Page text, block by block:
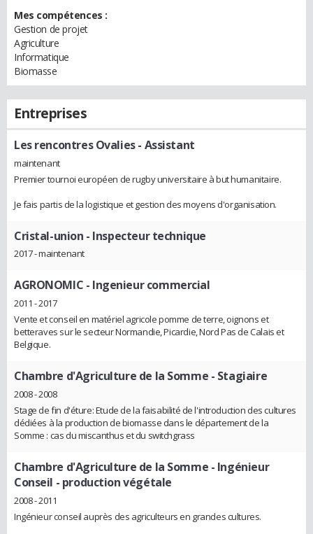
Mes compétences :
Gestion de projet
Agriculture
Informatique
Biomasse
Entreprises
Les rencontres Ovalies- Assistant
maintenant
Premier tournoi européen de rugby universitaire à but humanitaire.
Je fais partis de la logistique et gestion des moyens d'organisation.
Cristal-union - Inspecteur technique
2017 - maintenant
AGRONOMIC - Ingenieur commercial
2011 - 2017
Vente et conseil en matériel agricole pomme de terre, oignons et
betteraves sur le secteur Normandie, Picardie, Nord Pas de Calais et
Belgique.
Chambre d'Agriculture de la Somme - Stagiaire
2008 - 2008
Stage de fin d'éture: Etude de la faisabilité de l'introduction des cultures
dédiées à la production de biomasse dans le département de la
Somme : cas du miscanthus et du switchgrass
Chambre d'Agriculture de la Somme - Ingénieur
Conseil - production végétale
2008 - 2011
Ingénieur conseil auprès des agriculteurs en grandes cultures.